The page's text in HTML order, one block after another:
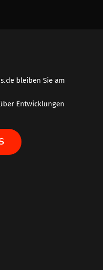
bleiben Sie am
Entwicklungen